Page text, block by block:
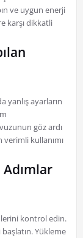
ve uygun enerji
karşı dikkatli
yanlış ayarların
göz ardı
verimli kullanımı
kontrol edin.
Yükleme